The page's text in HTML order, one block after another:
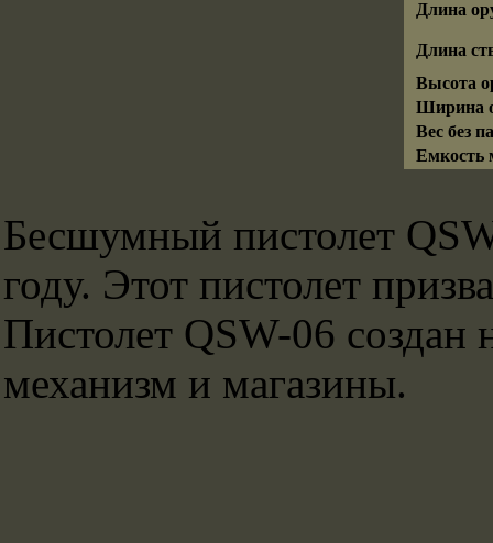
Длина
Длина
Высота
Ширина
Вес без
Емкость
Бесшумный пистолет
году. Этот пистолет
Пистолет QSW-06 создан
механизм и магазины.